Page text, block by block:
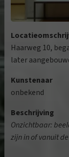
Haarweg 10,
later
Kunstenaar
onbekend
Beschrijving
Onzichtbaar:
zijn in of vanuit